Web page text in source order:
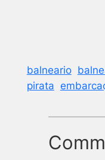
balneario
pirata